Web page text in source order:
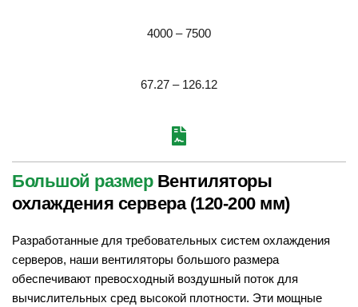
4000 – 7500
67.27 – 126.12
Большой размер Вентиляторы
охлаждения сервера (120-200 мм)
Разработанные для требовательных систем охлаждения
серверов, наши вентиляторы большого размера
обеспечивают превосходный воздушный поток для
вычислительных сред высокой плотности. Эти мощные